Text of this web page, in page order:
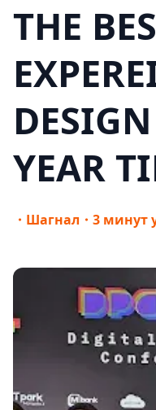
THE
YEAR
・ Шагнал ・ 3 минут